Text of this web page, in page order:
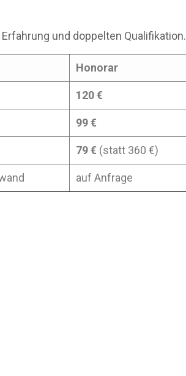
und doppelten Qualifikation.
Honorar
120 €
99 €
79 € (statt 360 €)
auf Anfrage